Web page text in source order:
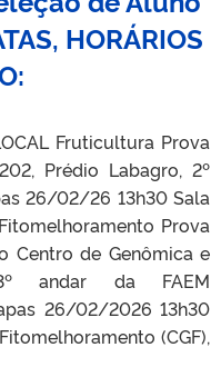
HORÁRIOS
Fruticultura Prova
Prédio Labagro, 2º
26/02/26 13h30 Sala
Prova
Centro de Genômica e
3º andar da FAEM
26/02/2026 13h30
(CGF),